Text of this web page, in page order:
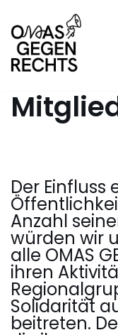
Zum
Inhalt
springen
Der Einfluss
Anzahl
würden wir
alle OMAS
ihren
Solidarität
beitreten.